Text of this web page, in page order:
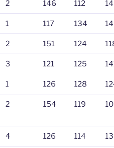
2 146 112
1 117 134
2 151 124
3 121 125
1 126 128
2 154 119
4 126 114